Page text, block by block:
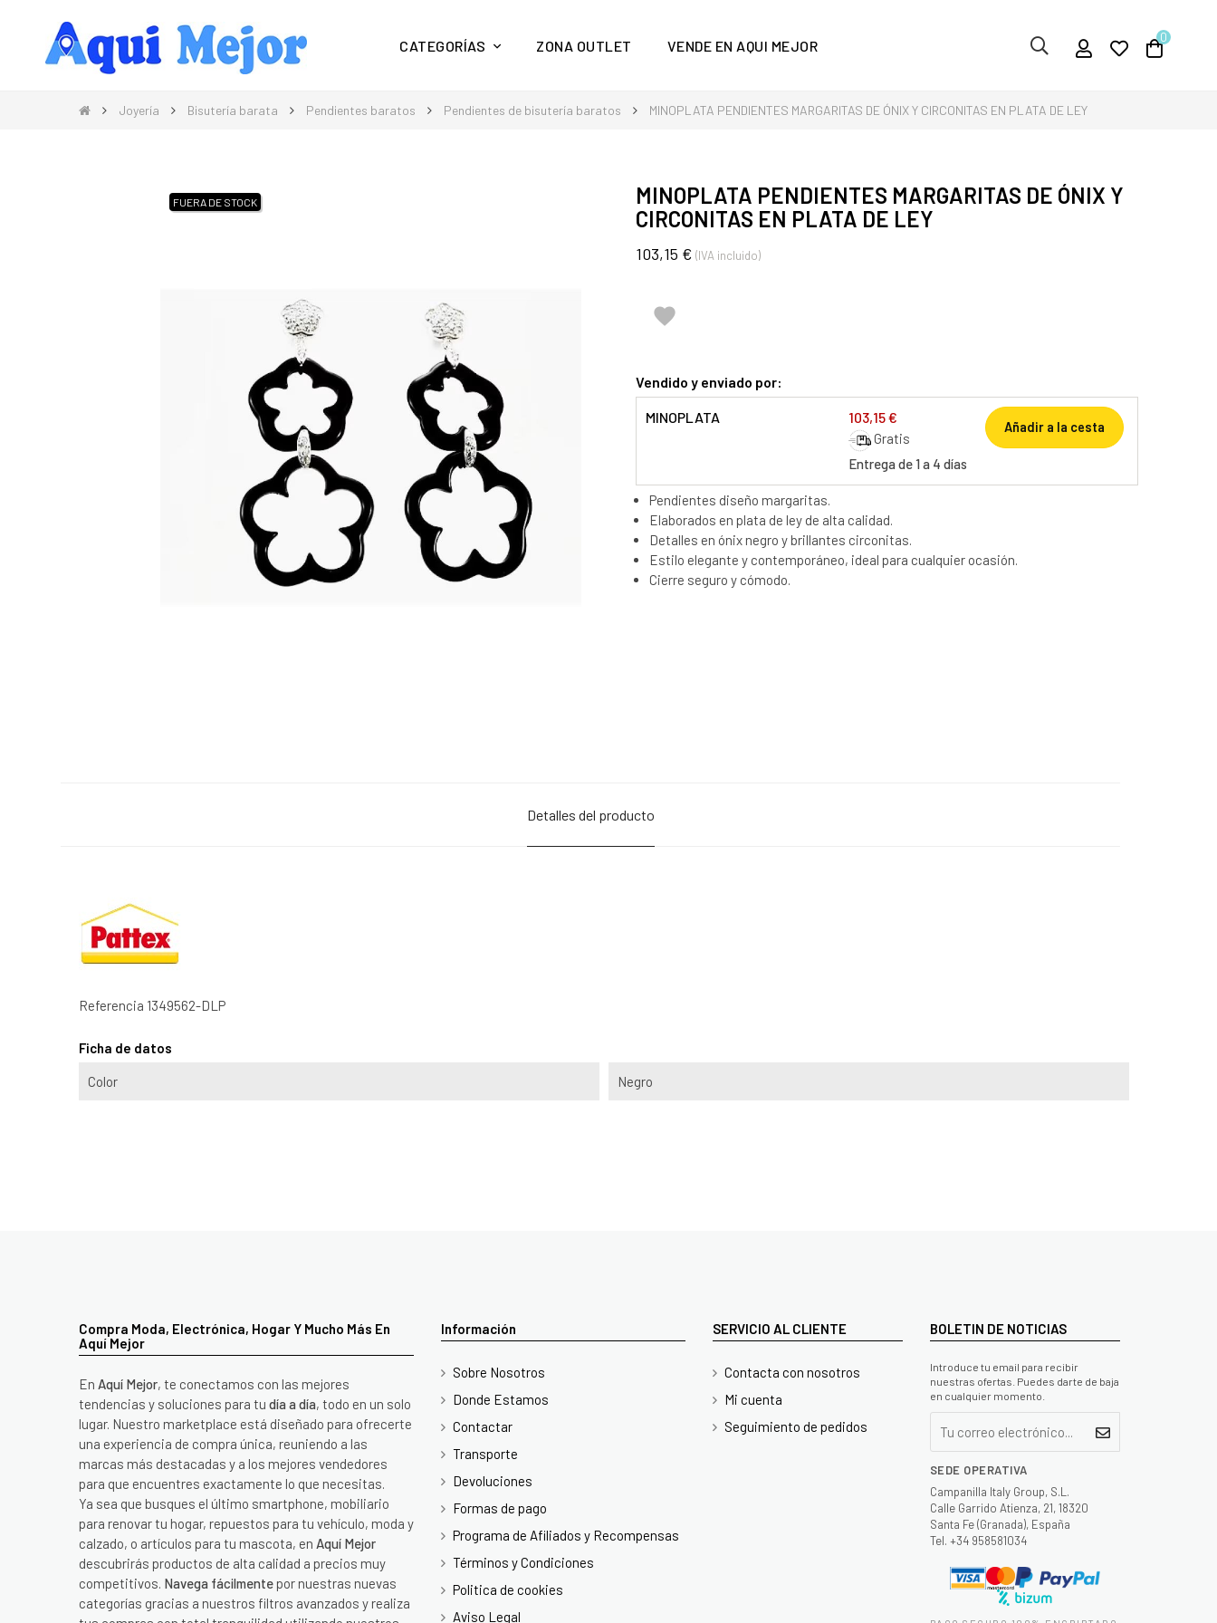
Compra Moda, Electrónica, Hogar y mucho más en Aquí Mejor
CATEGORÍAS ZONA OUTLET VENDE EN AQUI MEJOR 0
Joyería Bisutería barata Pendientes baratos Pendientes de bisutería baratos MINOPLATA PENDIENTES MARGARITAS DE ÓNIX Y CIRCONITAS EN PLATA DE LEY
FUERA DE STOCK
MINOPLATA PENDIENTES MARGARITAS DE ÓNIX Y
CIRCONITAS EN PLATA DE LEY
103,15 € (IVA incluido)

Vendido y enviado por:
MINOPLATA 103,15 €
Gratis
Entrega de 1 a 4 días
Añadir a la cesta
Pendientes diseño margaritas.
Elaborados en plata de ley de alta calidad.
Detalles en ónix negro y brillantes circonitas.
Estilo elegante y contemporáneo, ideal para cualquier ocasión.
Cierre seguro y cómodo.
Detalles del producto
Referencia 1349562-DLP
Ficha de datos
Color Negro
Compra Moda, Electrónica, Hogar Y Mucho Más En
Aquí Mejor
En Aquí Mejor, te conectamos con las mejores
tendencias y soluciones para tu día a día, todo en un solo
lugar. Nuestro marketplace está diseñado para ofrecerte
una experiencia de compra única, reuniendo a las
marcas más destacadas y a los mejores vendedores
para que encuentres exactamente lo que necesitas.
Ya sea que busques el último smartphone, mobiliario
para renovar tu hogar, repuestos para tu vehículo, moda y
calzado, o artículos para tu mascota, en Aquí Mejor
descubrirás productos de alta calidad a precios muy
competitivos. Navega fácilmente por nuestras nuevas
categorías gracias a nuestros filtros avanzados y realiza
Información
Sobre Nosotros
Donde Estamos
Contactar
Transporte
Devoluciones
Formas de pago
Programa de Afiliados y Recompensas
Términos y Condiciones
Politica de cookies
Aviso Legal
SERVICIO AL CLIENTE
Contacta con nosotros
Mi cuenta
Seguimiento de pedidos
BOLETIN DE NOTICIAS
Introduce tu email para recibir
nuestras ofertas. Puedes darte de baja
en cualquier momento.
SEDE OPERATIVA
Campanilla Italy Group, S.L.
Calle Garrido Atienza, 21, 18320
Santa Fe (Granada), España
Tel. +34 958581034